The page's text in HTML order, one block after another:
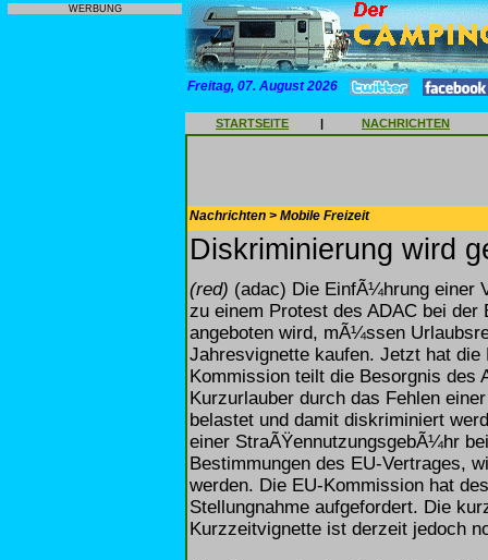
WERBUNG
Freitag, 07. August 2026
STARTSEITE | NACHRICHTEN
Nachrichten > Mobile Freizeit
Diskriminierung wird
(red) (adac) Die EinfÃ¼hrung einer
zu einem Protest des ADAC bei
angeboten wird, mÃ¼ssen
Jahresvignette kaufen. Jetzt hat
Kommission teilt die Besorgnis des
Kurzurlauber durch das Fehlen
belastet und damit diskriminiert
einer StraÃŸennutzungsgebÃ¼hr
Bestimmungen des EU-Vertrages,
werden. Die EU-Kommission hat
Stellungnahme aufgefordert. Die
Kurzzeitvignette ist derzeit jedoch